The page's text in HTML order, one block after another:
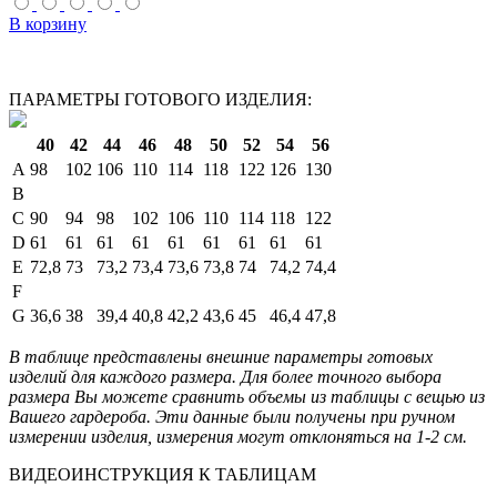
В корзину
ПАРАМЕТРЫ ГОТОВОГО ИЗДЕЛИЯ:
40 42 44 46 48 50 52 54
56
A 98 102 106 110 114 118 122 126 130
B
C 90 94 98 102 106 110 114 118 122
D 61 61 61 61 61 61 61 61
61
E 72,8 73 73,2 73,4 73,6 73,8 74 74,2 74,4
F
G 36,6 38 39,4 40,8 42,2 43,6 45 46,4 47,8
В таблице представлены внешние параметры готовых
изделий для каждого размера. Для более точного выбора
размера Вы можете сравнить объемы из таблицы с вещью из
Вашего гардероба. Эти данные были получены при ручном
измерении изделия, измерения могут отклоняться на 1-2 см.
ВИДЕОИНСТРУКЦИЯ К ТАБЛИЦАМ